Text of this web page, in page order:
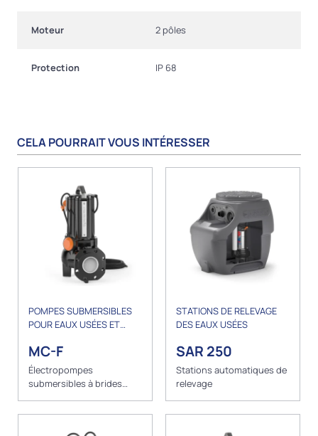
Moteur 2 pôles
Protection IP 68
CELA POURRAIT VOUS INTÉRESSER
POMPES SUBMERSIBLES
POUR EAUX USÉES ET
MC-F
Électropompes
submersibles à brides
STATIONS DE RELEVAGE
DES EAUX USÉES
SAR 250
Stations automatiques de
relevage